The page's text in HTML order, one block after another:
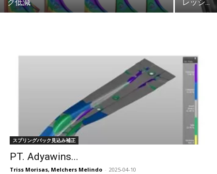
ク低減
レッシ...
スプリングバック見込み補正
PT. Adyawins...
Triss Morisas, Melchers Melindo - 2025-04-10